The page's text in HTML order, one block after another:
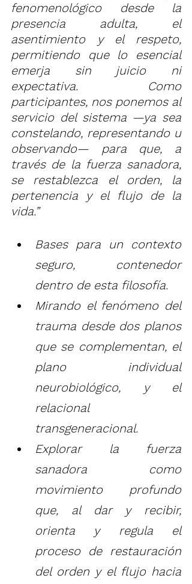
fenomenológico desde la
presencia adulta, el
asentimiento y el respeto,
permitiendo que lo esencial
emerja sin juicio ni
expectativa. Como
participantes, nos ponemos al
servicio del sistema —ya sea
constelando, representando u
observando— para que, a
través de la fuerza sanadora,
se restablezca el orden, la
pertenencia y el flujo de la
vida.”
Bases para un contexto
seguro, contenedor
dentro de esta filosofía.
Mirando el fenómeno del
trauma desde dos planos
que se complementan, el
plano individual
neurobiológico, y el
relacional
transgeneracional.
Explorar la fuerza
sanadora como
movimiento profundo
que, al dar y recibir,
orienta y regula el
proceso de restauración
del orden y el flujo hacia